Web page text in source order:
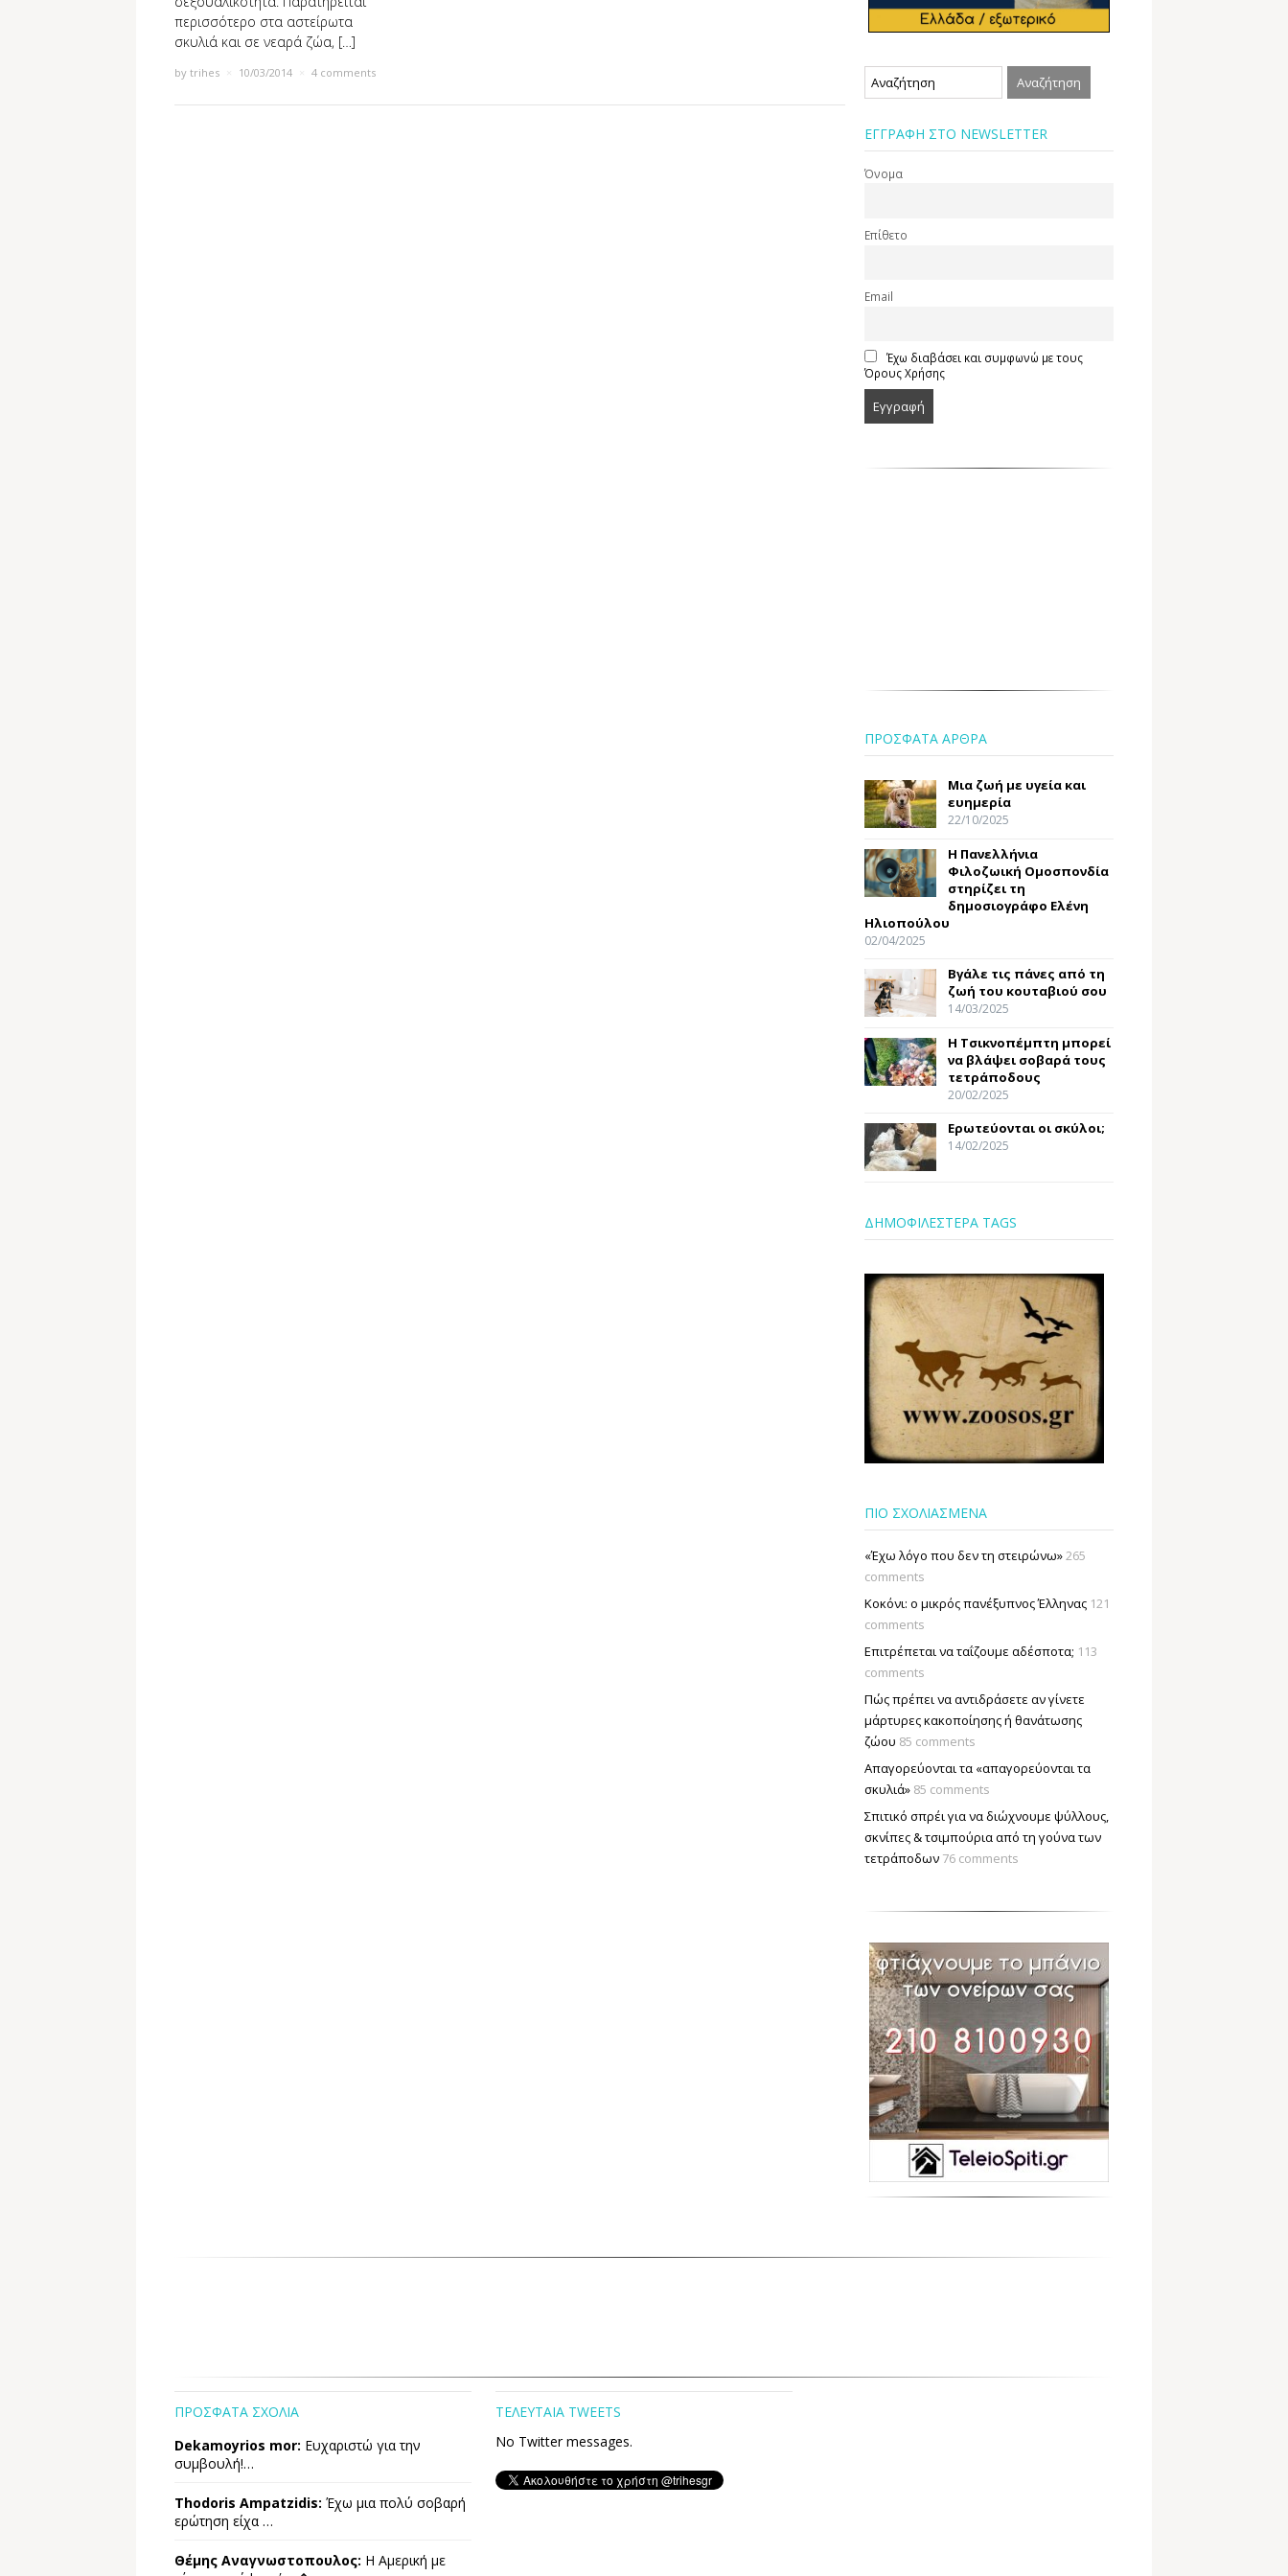
περισσότερο στα αστείρωτα
σκυλιά και σε νεαρά ζώα, […]
by trihes 10/03/2014 4 comments
ΕΓΓΡΑΦΗ ΣΤΟ NEWSLETTER
Όνομα
Επίθετο
Email
Έχω διαβάσει και συμφωνώ με τους
Όρους Χρήσης
ΠΡΟΣΦΑΤΑ ΑΡΘΡΑ
Μια ζωή με υγεία και
ευημερία
22/10/2025
Η Πανελλήνια
Φιλοζωική Ομοσπονδία
στηρίζει τη
δημοσιογράφο Ελένη
Ηλιοπούλου
02/04/2025
Βγάλε τις πάνες από τη
ζωή του κουταβιού σου
14/03/2025
Η Τσικνοπέμπτη μπορεί
να βλάψει σοβαρά τους
τετράποδους
20/02/2025
Ερωτεύονται οι σκύλοι;
14/02/2025
ΔΗΜΟΦΙΛΕΣΤΕΡΑ TAGS
ΠΙΟ ΣΧΟΛΙΑΣΜΕΝΑ
«Έχω λόγο που δεν τη στειρώνω»265
comments
Κοκόνι: ο μικρός πανέξυπνος Έλληνας 121
comments
Επιτρέπεται να ταΐζουµε αδέσποτα; 113
comments
Πώς πρέπει να αντιδράσετε αν γίνετε
μάρτυρες κακοποίησης ή θανάτωσης
ζώου 85 comments
Απαγορεύονται τα «απαγορεύονται τα
σκυλιά» 85 comments
Σπιτικό σπρέι για να διώχνουμε ψύλλους,
σκνίπες & τσιμπούρια από τη γούνα των
τετράποδων 76 comments
ΠΡΟΣΦΑΤΑ ΣΧΟΛΙΑ
Dekamoyrios mor: Ευχαριστώ για την
συμβουλή!…
Thodoris Ampatzidis: Έχω μια πολύ σοβαρή
ερώτηση είχα …
Θέμης Αναγνωστοπουλος: Η Αμερική με
ΤΕΛΕΥΤΑΙΑ TWEETS
No Twitter messages.